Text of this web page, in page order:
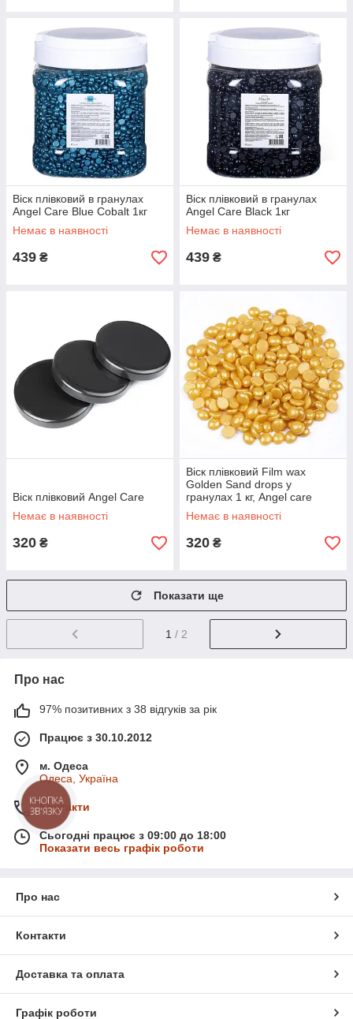
Віск плівковий в гранулах
Angel Care Blue Cobalt 1кг
Немає в наявності
439 ₴
Віск плівковий в гранулах
Angel Care Black 1кг
Немає в наявності
439 ₴
Віск плівковий Angel Care
Немає в наявності
320 ₴
Віск плівковий Film wax
Golden Sand drops у
гранулах 1 кг, Angel care
Немає в наявності
320 ₴
Показати ще
1 / 2
Про нас
97% позитивних з 38 відгуків за рік
Працює з 30.10.2012
м. Одеса
Одеса, Україна
Контакти
Сьогодні працює з 09:00 до 18:00
Показати весь графік роботи
Про нас
Контакти
Доставка та оплата
Графік роботи
КНОПКА
ЗВ'ЯЗКУ